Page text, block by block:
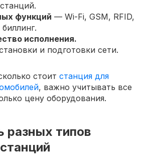
функций — Wi-Fi, GSM, RFID,
исполнения.
и подготовки сети.
стоит станция для
, важно учитывать все
цену оборудования.
разных типов